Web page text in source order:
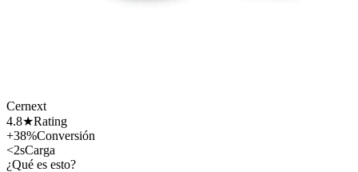
Cernext
4.8★Rating
+38%Conversión
<2sCarga
¿Qué es esto?